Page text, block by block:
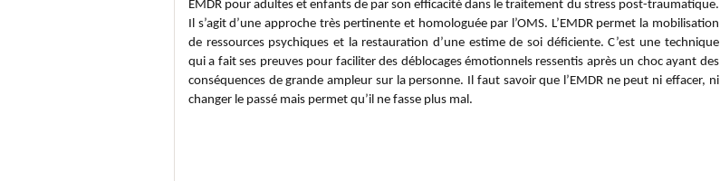
EMDR pour adultes et enfants de par son efficacité dans le traitement du stress post-traumatique.
Il s’agit d’une approche très pertinente et homologuée par l’OMS. L’EMDR permet la mobilisation
de ressources psychiques et la restauration d’une estime de soi déficiente. C’est une technique
qui a fait ses preuves pour faciliter des déblocages émotionnels ressentis après un choc ayant des
conséquences de grande ampleur sur la personne. Il faut savoir que l’EMDR ne peut ni effacer, ni
changer le passé mais permet qu’il ne fasse plus mal.